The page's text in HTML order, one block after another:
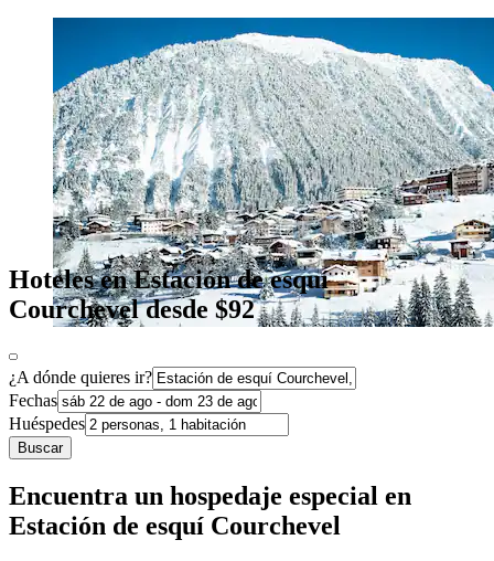
Hoteles en Estación de esquí
Courchevel desde $92
¿A dónde quieres ir?
Fechas
Huéspedes
Buscar
Encuentra un hospedaje especial en
Estación de esquí Courchevel